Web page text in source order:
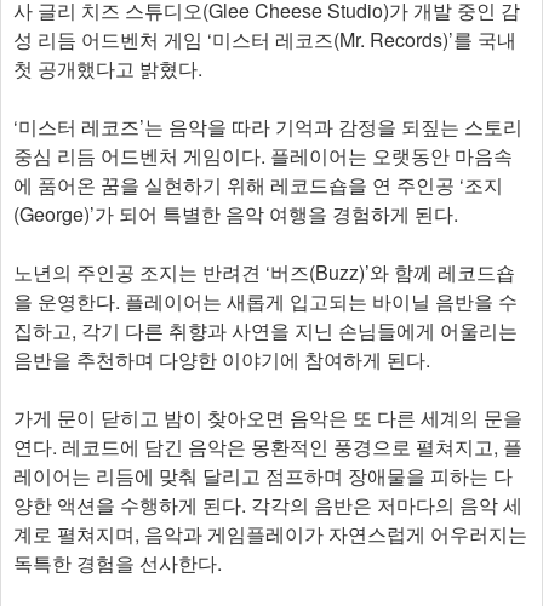
사 글리 치즈 스튜디오(Glee Cheese Studio)가 개발 중인 감
성 리듬 어드벤처 게임 ‘미스터 레코즈(Mr. Records)’를 국내
첫 공개했다고 밝혔다.
‘미스터 레코즈’는 음악을 따라 기억과 감정을 되짚는 스토리
중심 리듬 어드벤처 게임이다. 플레이어는 오랫동안 마음속
에 품어온 꿈을 실현하기 위해 레코드숍을 연 주인공 ‘조지
(George)’가 되어 특별한 음악 여행을 경험하게 된다.
노년의 주인공 조지는 반려견 ‘버즈(Buzz)’와 함께 레코드숍
을 운영한다. 플레이어는 새롭게 입고되는 바이닐 음반을 수
집하고, 각기 다른 취향과 사연을 지닌 손님들에게 어울리는
음반을 추천하며 다양한 이야기에 참여하게 된다.
가게 문이 닫히고 밤이 찾아오면 음악은 또 다른 세계의 문을
연다. 레코드에 담긴 음악은 몽환적인 풍경으로 펼쳐지고, 플
레이어는 리듬에 맞춰 달리고 점프하며 장애물을 피하는 다
양한 액션을 수행하게 된다. 각각의 음반은 저마다의 음악 세
계로 펼쳐지며, 음악과 게임플레이가 자연스럽게 어우러지는
독특한 경험을 선사한다.